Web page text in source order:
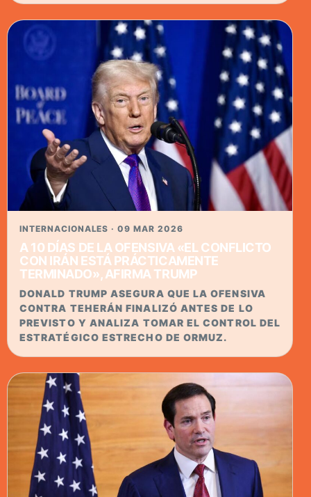
INTERNACIONALES · 09 MAR 2026
A 10 DÍAS DE LA OFENSIVA «EL CONFLICTO
CON IRÁN ESTÁ PRÁCTICAMENTE
TERMINADO», AFIRMA TRUMP
DONALD TRUMP ASEGURA QUE LA OFENSIVA
CONTRA TEHERÁN FINALIZÓ ANTES DE LO
PREVISTO Y ANALIZA TOMAR EL CONTROL DEL
ESTRATÉGICO ESTRECHO DE ORMUZ.